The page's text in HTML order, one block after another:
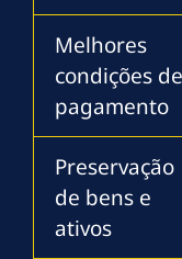
Melhores
condições de
pagamento
Preservação
de bens e
ativos